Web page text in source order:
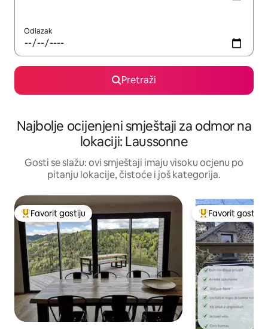
Odlazak
Pretraži
Najbolje ocijenjeni smještaji za odmor na
lokaciji: Laussonne
Gosti se slažu: ovi smještaji imaju visoku ocjenu po
pitanju lokacije, čistoće i još kategorija.
Glavni favorit gostiju
Favorit gostiju Glavni favorit
Favorit gostiju